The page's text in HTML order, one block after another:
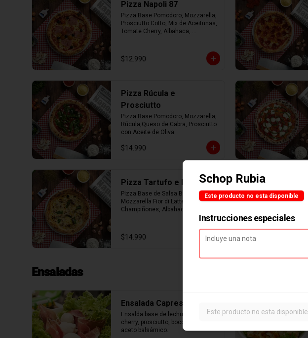
Pizza Napoli 87
Pizza Base Pomodoro, Mozzarella,
Prosciutto Cotto, Mix de Aceitunas,
Tomate Cherry, Albahaca,
$12.990
Pizza Rúcula e
Prosciutto
Pizza Base Pomodoro, Mozzarella,
Rúcula,Queso de Cabra, Prosciutto
con Aceite de Oliva.
$14.990
Pizza Tartufo e Funghi
Pizza Base de Salsa Bianca,
Mozzarella Fior di Latte,
Champiñones, Albahaca,
Parmesano con Aceite de Trufa.
$14.990
Ensaladas
Ensalada Caprese
Ensalda base de lechuga, tomate
cherry, prosciutto, bocconcini y
aceto balsámico.
Schop Rubia
Este producto no esta disponible
Instrucciones especiales
Este producto no esta disponible